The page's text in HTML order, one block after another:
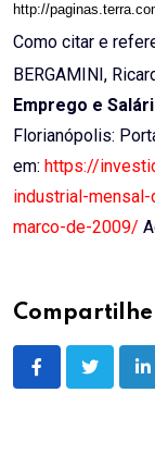
http://
Como citar e
BERGAMINI,
Emprego e
Florianópolis:
em: https://
industrial-
marco-de-2009/